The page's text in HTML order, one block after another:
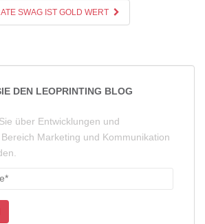
SWAG IST GOLD WERT
DEN LEOPRINTING BLOG
über Entwicklungen und
Marketing und Kommunikation